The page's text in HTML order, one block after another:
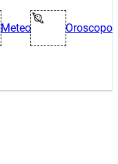
Meteo Oroscopo